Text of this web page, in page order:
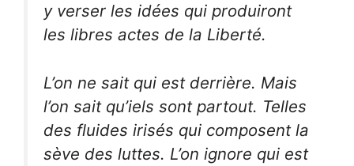
y verser les idées qui produiront
les libres actes de la Liberté.
L’on ne sait qui est derrière. Mais
l’on sait qu’iels sont partout. Telles
des fluides irisés qui composent la
sève des luttes. L’on ignore qui est